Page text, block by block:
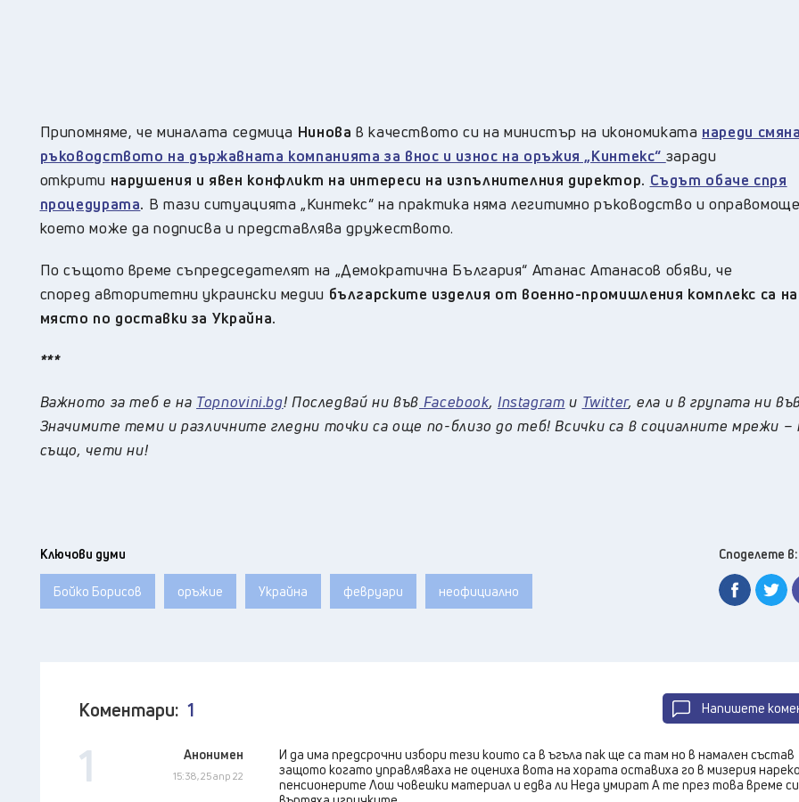
Припомняме, че миналата седмица Ниновав качеството си на министър на икономиката нареди
ръководството на държавната компанията за внос и износ на оръжия „Кинтекс“ заради
открити нарушения и явен конфликт на интереси на изпълнителния директор. Съдът обаче спря
процедурата. В тази ситуацията „Кинтекс“ на практика няма легитимно ръководство и
което може да подписва и представлява дружеството.
По същото време съпредседателят на „Демократична България“ Атанас Атанасов обяви, че
според авторитетни украински медии българските изделия от военно-промишления комплекс са
място по доставки за Украйна.
***
Важното за теб е на Topnovini.bg! Последвай ни във Facebook, Instagram и Twitter, ела и в групата ни
Значимите теми и различните гледни точки са още по-близо до теб! Всички са в социалните мрежи –
също, чети ни!
Ключови думи
Бойко Борисов оръжие Украйна февруари неофициално
Споделете в:
Напишете
Коментари: 1
1 Анонимен
15:38, 25 апр 22
И да има предсрочни избори тези които са в ъгъла пак ще са там но в намален състав
защото когато управляваха не оцениха вота на хората оставиха го в мизерия
пенсионерите Лош човешки материал и едва ли Неда умират А те през това време си